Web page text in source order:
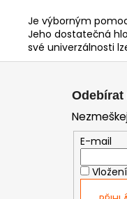
Je výborným
Jeho dostatečná
své univerzálnosti
E-mail